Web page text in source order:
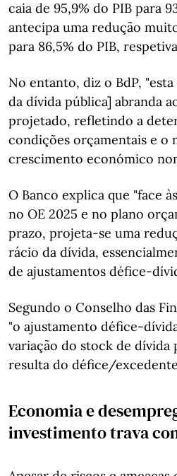
caia de 95,9% do PIB para
antecipa uma redução
para 86,5% do PIB,
No entanto, diz o BdP,
da dívida pública] abranda
projetado, refletindo a
condições orçamentais e
crescimento económico
O Banco explica que "face
no OE 2025 e no plano
prazo, projeta-se uma
rácio da dívida,
de ajustamentos défice-
Segundo o Conselho das
"o ajustamento défice-
variação do stock de dívida
resulta do défice/
Economia e
investimento trava